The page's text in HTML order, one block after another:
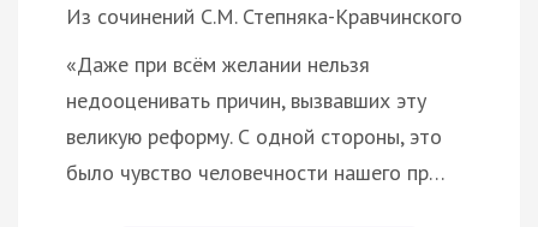
Из сочинений С.М. Степняка-Кравчинского
«Даже при всём желании нельзя
недооценивать причин, вызвавших эту
великую реформу. С одной стороны, это
было чувство человечности нашего пр…